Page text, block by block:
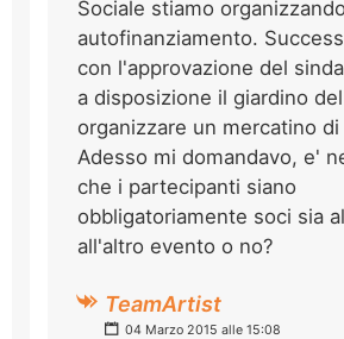
Sociale stiamo
autofinanziamento.
con l'approvazione del
a disposizione il giardino
organizzare un mercatino di
Adesso mi domandavo, e'
che i partecipanti siano
obbligatoriamente soci sia
all'altro evento o no?
TeamArtist
04 Marzo 2015 alle 15:08